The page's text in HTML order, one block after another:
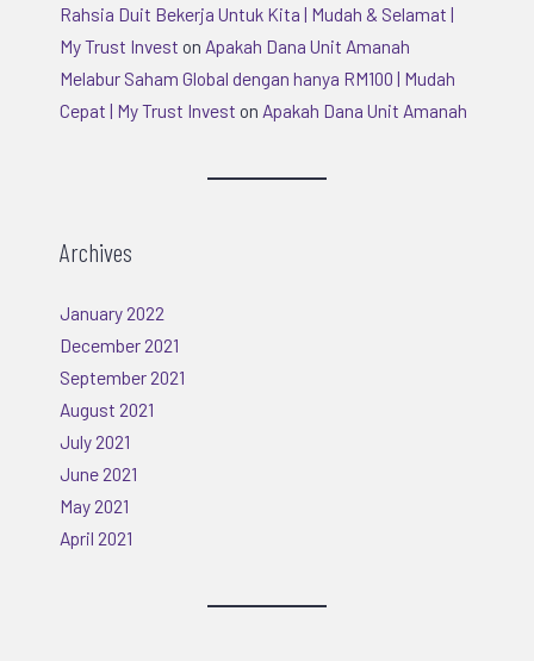
Rahsia Duit Bekerja Untuk Kita | Mudah & Selamat |
My Trust Invest on Apakah Dana Unit Amanah
Melabur Saham Global dengan hanya RM100 | Mudah
Cepat | My Trust Invest on Apakah Dana Unit Amanah
Archives
January 2022
December 2021
September 2021
August 2021
July 2021
June 2021
May 2021
April 2021